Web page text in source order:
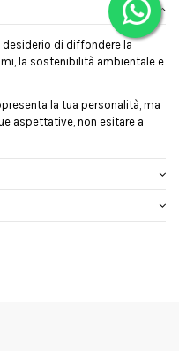
desiderio di diffondere la
la sostenibilità ambientale e
la tua personalità, ma
aspettative, non esitare a